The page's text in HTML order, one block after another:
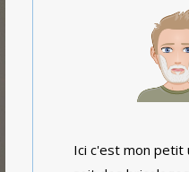
Ici c'est mon petit